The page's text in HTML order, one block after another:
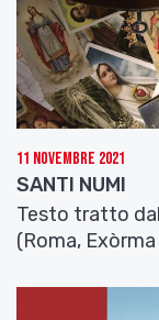
fittizio: «Ad un
presentazione
solita
di fotografie
Ho pensato
fatta una
sette o otto
questa
festoso: tutti
troupe
11 Novembre 2021
SANTI NUMI
Testo tratto
(Roma,